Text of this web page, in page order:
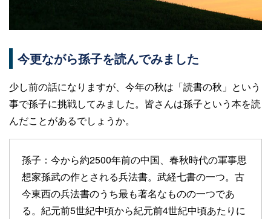
今更ながら孫子を読んでみました
少し前の話になりますが、今年の秋は「読書の秋」という
事で孫子に挑戦してみました。皆さんは孫子という本を読
んだことがあるでしょうか。
孫子：今から約2500年前の中国、春秋時代の軍事思
想家孫武の作とされる兵法書。武経七書の一つ。古
今東西の兵法書のうち最も著名なものの一つであ
る。紀元前5世紀中頃から紀元前4世紀中頃あたりに